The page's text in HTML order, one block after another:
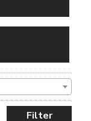
Filter